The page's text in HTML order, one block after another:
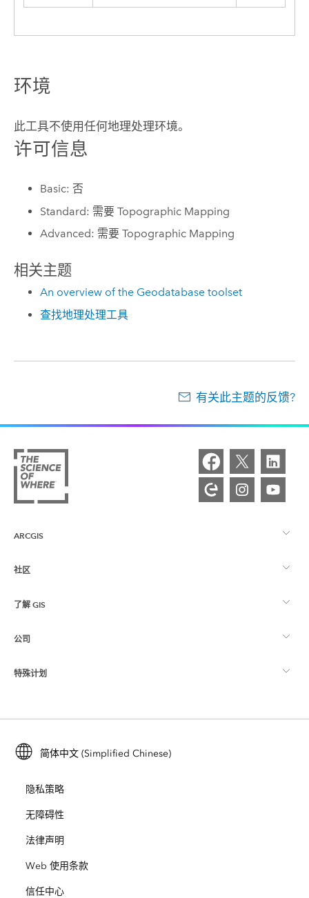
环境
此工具不使用任何地理处理环境。
许可信息
Basic: 否
Standard: 需要 Topographic Mapping
Advanced: 需要 Topographic Mapping
相关主题
An overview of the Geodatabase toolset
查找地理处理工具
有关此主题的反馈?
ARCGIS
ArcGIS 概览
制图
Esri Store
社区
Esri 社区
ArcGIS 博客
Esri 年轻专家关系网
了解 GIS
什么是 GIS？
位置智能
培训
ArcUser
ArcNews
ArcWatch
公司
关于 Esri
招贤纳士
开放视野
业务行为准则
特殊计划
ArcGIS for Student Use
保护
教育
简体中文 (Simplified Chinese)
隐私策略
无障碍性
法律声明
Web 使用条款
信任中心